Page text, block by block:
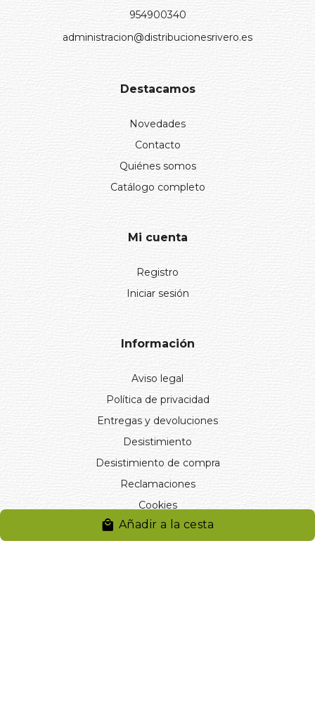
Añadir a la cesta
954900340
administracion@distribucionesrivero.es
Destacamos
Novedades
Contacto
Quiénes somos
Catálogo completo
Mi cuenta
Registro
Iniciar sesión
Información
Aviso legal
Política de privacidad
Entregas y devoluciones
Desistimiento
Desistimiento de compra
Reclamaciones
Cookies
Gestionar cookies